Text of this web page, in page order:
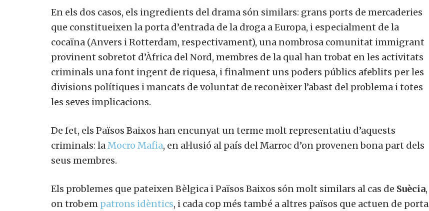
En els dos casos, els ingredients del drama són similars: grans ports de mercaderies
que constitueixen la porta d’entrada de la droga a Europa, i especialment de la
cocaïna (Anvers i Rotterdam, respectivament), una nombrosa comunitat immigrant
provinent sobretot d’Àfrica del Nord, membres de la qual han trobat en les activitats
criminals una font ingent de riquesa, i finalment uns poders públics afeblits per les
divisions polítiques i mancats de voluntat de reconèixer l’abast del problema i totes
les seves implicacions.
De fet, els Països Baixos han encunyat un terme molt representatiu d’aquests
criminals: laMocro Mafia, en al·lusió al país del Marroc d’on provenen bona part dels
seus membres.
Els problemes que pateixen Bèlgica i Països Baixos són molt similars al cas de Suècia,
on trobem patrons idèntics, i cada cop més també a altres països que actuen de porta